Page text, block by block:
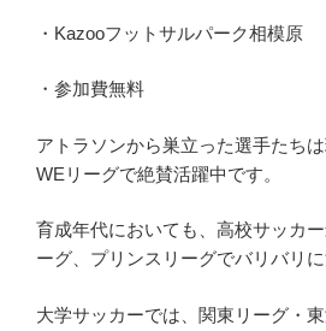
・Kazooフットサルパーク相模原
・参加費無料
アトラソンから巣立った選手たち
WEリーグで絶賛活躍中です。
育成年代においても、高校サッカ
ーグ、プリンスリーグでバリバリに
大学サッカーでは、関東リーグ・